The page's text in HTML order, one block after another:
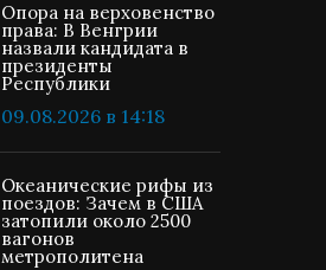
Опора на верховенство
права: В Венгрии
назвали кандидата в
президенты
Республики
09.08.2026 в 14:18
Океанические рифы из
поездов: Зачем в США
затопили около 2500
вагонов
метрополитена